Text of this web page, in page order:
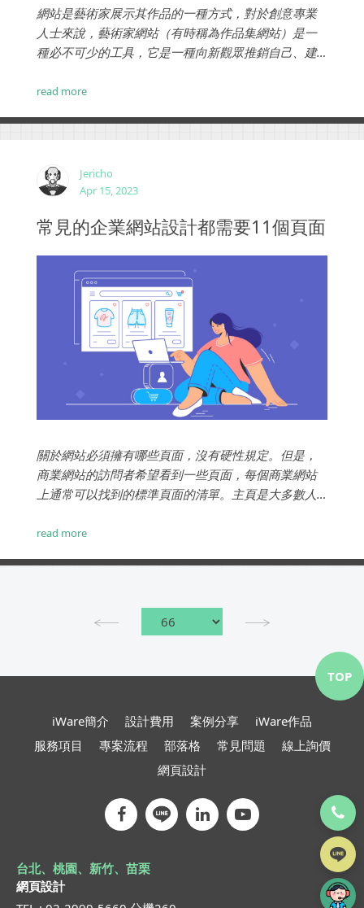
網站是藝術家展示其作品的一種方式，對於創意專業
人士來說，藝術家網站（有時稱為作品集網站）是一
種必不可少的工具，它是一種向新觀眾推銷自己、建
強大的視覺元素，結合引人入勝的書面副本和智慧促
read more
Jericho
Apr 15, 2023
常見的企業網站設計都需要11個頁面
關於網站必須擁有哪些頁面，沒有硬性規定。但是，
商業網站的訪問者希望看到一些頁面，每個商業網站
上通常可以找到的標準頁面的清單。主頁是大多數人
一個頁面，他們也可能會在某個時候導航到主頁以了
read more
iWare簡介 設計費用 案例分享
iWare作品
服務項目
專案流程 部落格 常見問題
線上詢價
網頁設計
台北、桃園、新竹、苗栗
網頁設計
TOP